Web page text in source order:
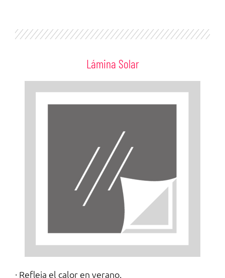
Lámina Solar
· Refleja el calor en verano.